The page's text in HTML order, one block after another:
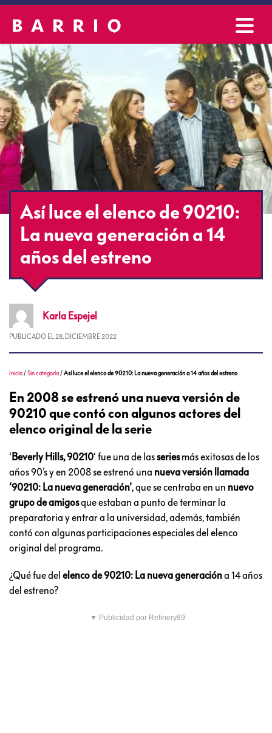
Así luce el elenco de 90210:
La nueva generación a 14
años del estreno
Karla Espejel
PUBLICADO EL 28, DICIEMBRE 2022
Inicio /Sin categoría /Así luce el elenco de 90210: La nueva generación a 14 años del estreno
En 2008 se estrenó una nueva versión de
90210 que contó con algunos actores del
elenco original de la serie
‘ Beverly Hills, 90210‘ fue una de lasseriesmás exitosas de los
años 90’s y en 2008 se estrenó una nueva versión llamada
‘90210: La nueva generación’, que se centraba en un nuevo
grupo de amigosque estaban a punto de terminar la
preparatoria y entrar a la universidad, además, también
contó con algunas participaciones especiales del elenco
original del programa.
¿Qué fue del elenco de 90210: La nueva generacióna 14 años
del estreno?
▼ Publicidad por Refinery89